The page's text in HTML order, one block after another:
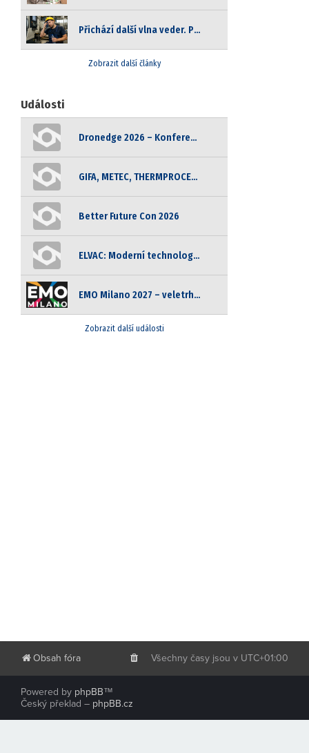
Obsah fóra Všechny časy jsou v UTC+01:00
Powered by phpBB™
Český překlad – phpBB.cz